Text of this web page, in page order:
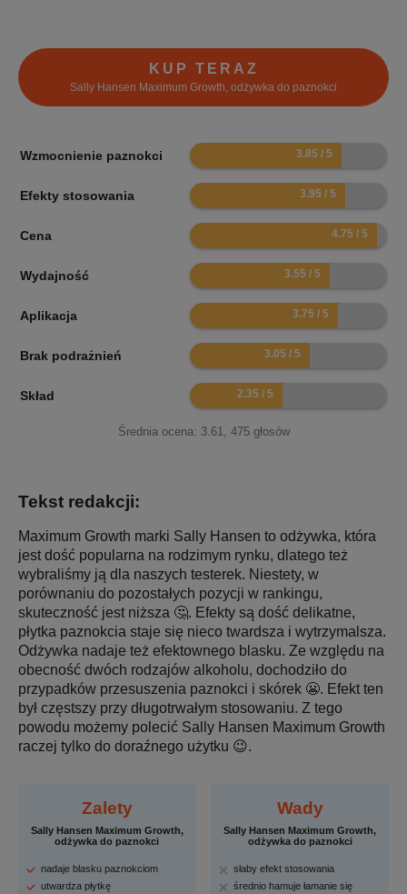
KUP TERAZ
Sally Hansen Maximum Growth, odżywka do paznokci
Wzmocnienie paznokci 7.7
Efekty stosowania 7.9
Cena 9.5
Wydajność 7.1
Aplikacja 7.5
Brak podrażnień 6.1
Skład 4.7
Średnia ocena: 3.61, 475głosów
Tekst redakcji:
Maximum Growth marki Sally Hansen to odżywka, która
jest dość popularna na rodzimym rynku, dlatego też
wybraliśmy ją dla naszych testerek. Niestety, w
porównaniu do pozostałych pozycji w rankingu,
skuteczność jest niższa 🤔. Efekty są dość delikatne,
płytka paznokcia staje się nieco twardsza i wytrzymalsza.
Odżywka nadaje też efektownego blasku. Ze względu na
obecność dwóch rodzajów alkoholu, dochodziło do
przypadków przesuszenia paznokci i skórek 😬. Efekt ten
był częstszy przy długotrwałym stosowaniu. Z tego
powodu możemy polecić Sally Hansen Maximum Growth
raczej tylko do doraźnego użytku 😉.
Zalety
Sally Hansen Maximum Growth,
odżywka do paznokci
nadaje blasku paznokciom
utwardza płytkę
Wady
Sally Hansen Maximum Growth,
odżywka do paznokci
słaby efekt stosowania
średnio hamuje łamanie się